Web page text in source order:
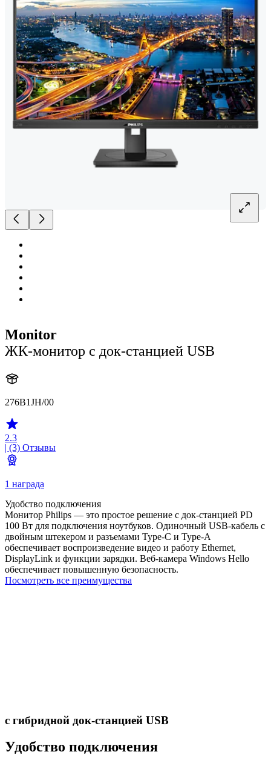
Monitor
ЖК-монитор с док-станцией USB
276B1JH/00
2.3
| (3) Отзывы
1 награда
Удобство подключения
Монитор Philips — это простое решение с док-станцией PD
100 Вт для подключения ноутбуков. Одиночный USB-кабель с
двойным штекером и разъемами Type-C и Type-A
обеспечивает воспроизведение видео и работу Ethernet,
DisplayLink и функции зарядки. Веб-камера Windows Hello
обеспечивает повышенную безопасность.
Посмотреть все преимущества
с гибридной док-станцией USB
Удобство подключения